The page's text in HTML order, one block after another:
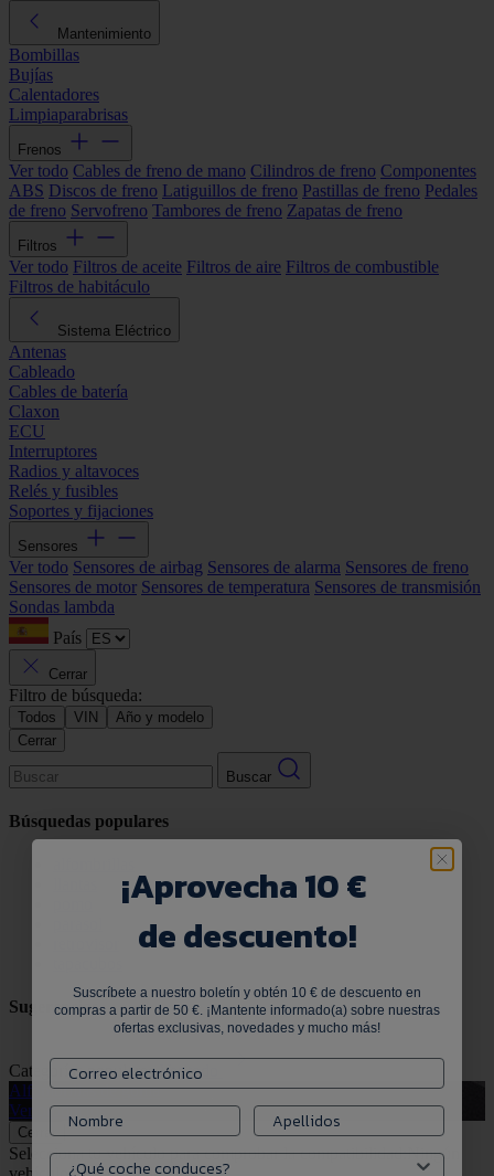
Mantenimiento
Bombillas
Bujías
Calentadores
Limpiaparabrisas
Frenos
Ver todo Cables de freno de mano Cilindros de freno Componentes
ABS Discos de freno Latiguillos de freno Pastillas de freno Pedales
de freno Servofreno Tambores de freno Zapatas de freno
Filtros
Ver todo Filtros de aceite Filtros de aire Filtros de combustible
Filtros de habitáculo
Sistema Eléctrico
Antenas
Cableado
Cables de batería
Claxon
ECU
Interruptores
Radios y altavoces
Relés y fusibles
Soportes y fijaciones
Sensores
Ver todo Sensores de airbag Sensores de alarma Sensores de freno
Sensores de motor Sensores de temperatura Sensores de transmisión
Sondas lambda
País
Cerrar
Filtro de búsqueda:
Todos VIN
Año y modelo
Cerrar
Buscar
Búsquedas populares
Sugerencias
Categorías populares Ver todo
Alfombrillas de goma
Ver productos
Cerrar
Selecciona tu vehículo para comprobar la compatibilidad:Ningún
¡Aprovecha 10 €
de descuento!
Suscríbete a nuestro boletín y obtén 10 € de descuento en
compras a partir de 50 €. ¡Mantente informado(a) sobre nuestras
ofertas exclusivas, novedades y mucho más!